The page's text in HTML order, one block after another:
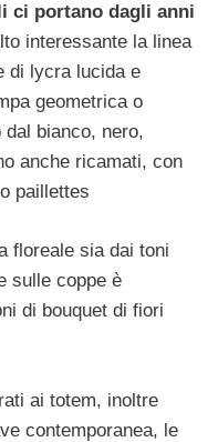
ci portano dagli anni
interessante la linea
di lycra lucida e
geometrica o
bianco, nero,
anche ricamati, con
paillettes
floreale sia dai toni
sulle coppe è
di bouquet di fiori
ai totem, inoltre
contemporanea, le